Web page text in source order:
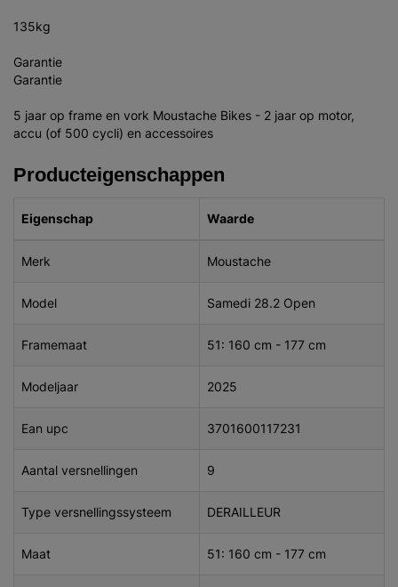
135kg
Garantie
Garantie
5 jaar op frame en vork Moustache Bikes - 2 jaar op motor,
accu (of 500 cycli) en accessoires
Producteigenschappen
Eigenschap Waarde
Merk Moustache
Model Samedi 28.2 Open
Framemaat 51: 160 cm - 177 cm
Modeljaar 2025
Ean upc 3701600117231
Aantal versnellingen 9
Type versnellingssysteem DERAILLEUR
Maat 51: 160 cm - 177 cm